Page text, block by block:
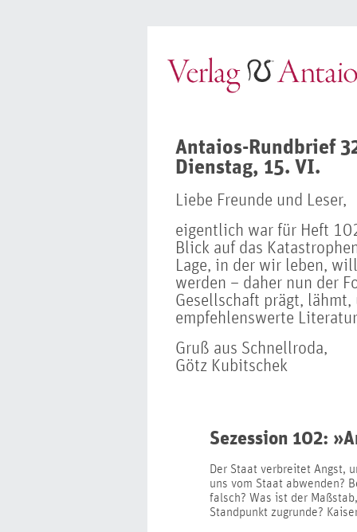
Antaios-Rundbrief
Dienstag, 15. VI.
Liebe Freunde und Leser,
eigentlich war für Heft
Blick auf das
Lage, in der wir leben,
werden – daher nun der
Gesellschaft prägt,
empfehlenswerte
Gruß aus Schnellroda,
Götz Kubitschek
Sezession 102:
Der Staat verbreitet Angst,
uns vom Staat abwenden?
falsch? Was ist der
Standpunkt zugrunde?